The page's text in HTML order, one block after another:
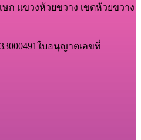
ษก แขวงห้วยขวาง เขตห้วยขวาง
ใบอนุญาตเลขที่